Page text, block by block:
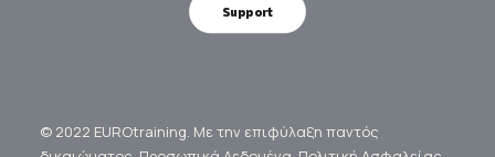
Support
© 2022 EUROtraining. Με την επιφύλαξη παντός